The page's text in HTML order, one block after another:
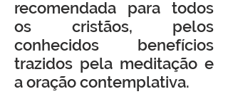
recomendada para todos
os cristãos, pelos
conhecidos benefícios
trazidos pela meditação e
a oração contemplativa.